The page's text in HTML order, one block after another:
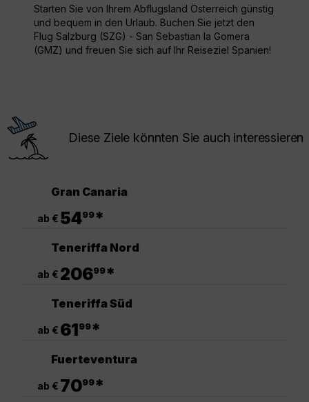
Starten Sie von Ihrem Abflugsland Österreich günstig
und bequem in den Urlaub. Buchen Sie jetzt den
Flug Salzburg (SZG) - San Sebastian la Gomera
(GMZ) und freuen Sie sich auf Ihr Reiseziel Spanien!
Diese Ziele könnten Sie auch interessieren
Gran Canaria
ab € 5499*
Teneriffa Nord
ab € 20699*
Teneriffa Süd
ab € 6199*
Fuerteventura
ab € 7099*